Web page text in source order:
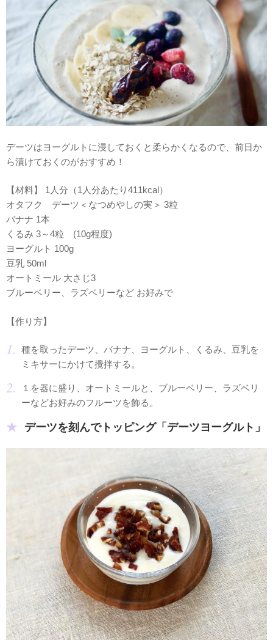
デーツはヨーグルトに浸しておくと柔らかくなるので、前日か
ら漬けておくのがおすすめ！
【材料】 1人分（1人分あたり411kcal）
オタフク デーツ＜なつめやしの実＞ 3粒
バナナ 1本
くるみ 3～4粒 (10g程度)
ヨーグルト 100g
豆乳 50ml
オートミール 大さじ3
ブルーベリー、ラズベリーなど お好みで
【作り方】
種を取ったデーツ、バナナ、ヨーグルト、くるみ、豆乳を
ミキサーにかけて攪拌する。
１を器に盛り、オートミールと、ブルーベリー、ラズベリ
ーなどお好みのフルーツを飾る。
デーツを刻んでトッピング「デーツヨーグルト」